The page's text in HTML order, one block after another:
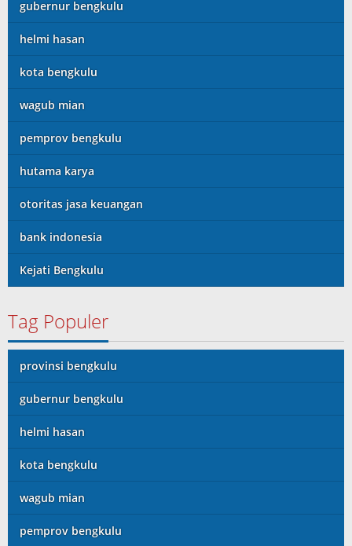
gubernur bengkulu
helmi hasan
kota bengkulu
wagub mian
pemprov bengkulu
hutama karya
otoritas jasa keuangan
bank indonesia
Kejati Bengkulu
Tag Populer
provinsi bengkulu
gubernur bengkulu
helmi hasan
kota bengkulu
wagub mian
pemprov bengkulu